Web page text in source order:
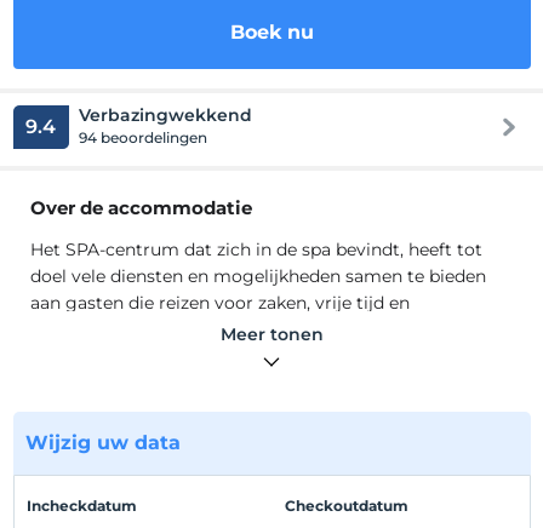
Boek nu
9.4 Verbazingwekkend
94 beoordelingen
Over de accommodatie
Het SPA-centrum dat zich in de spa bevindt, heeft tot
doel vele diensten en mogelijkheden samen te bieden
aan gasten die reizen voor zaken, vrije tijd en
gezondheidsdoeleinden, die uit veel verschillende delen
van Turkije en de wereld komen. Met zijn professionele
zal het ernaar streven om 365 dagen per jaar optimaal
gebruik te maken van de diensten en faciliteiten die
door professionele experts.
Meer tonen
Wijzig uw data
Incheckdatum Checkoutdatum